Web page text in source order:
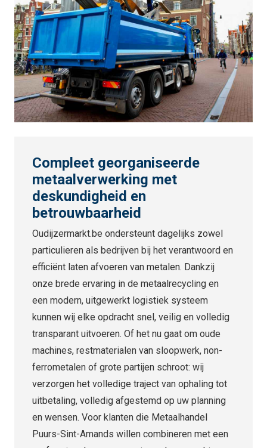
Compleet georganiseerde
metaalverwerking met
deskundigheid en
betrouwbaarheid
Oudijzermarkt.be ondersteunt dagelijks zowel
particulieren als bedrijven bij het verantwoord en
efficiënt laten afvoeren van metalen. Dankzij
onze brede ervaring in de metaalrecycling en
een modern, uitgewerkt logistiek systeem
kunnen wij elke opdracht snel, veilig en volledig
transparant uitvoeren. Of het nu gaat om oude
machines, restmaterialen van sloopwerk, non-
ferrometalen of grote partijen schroot: wij
verzorgen het volledige traject van ophaling tot
uitbetaling, volledig afgestemd op uw planning
en wensen. Voor klanten die Metaalhandel
Puurs-Sint-Amands willen combineren met een